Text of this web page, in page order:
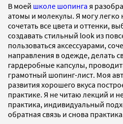
В моей школе шопинга я
атомы и молекулы. Я могу
сочетать все цвета и оттенки,
создавать стильный look из
пользоваться аксессуарами,
направления в одежде, делать
гардеробные капсулы,
грамотный шопинг-лист. Моя
развития хорошего вкуса
практике. Я не читаю лекций и
практика, индивидуальный
обратная связь и снова